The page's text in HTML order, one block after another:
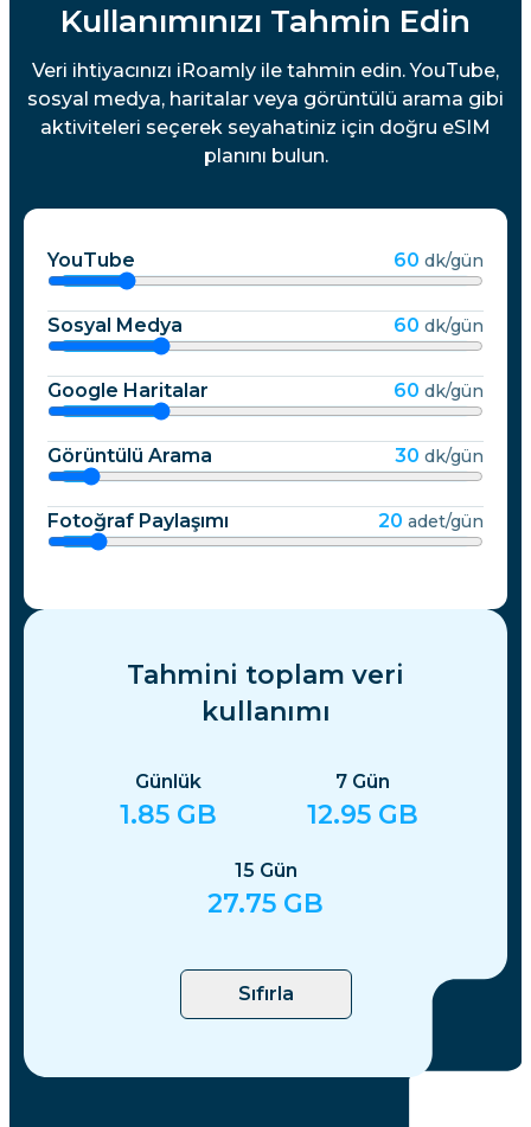
Kullanımınızı Tahmin Edin
Veri ihtiyacınızı iRoamly ile tahmin edin. YouTube,
sosyal medya, haritalar veya görüntülü arama gibi
aktiviteleri seçerek seyahatiniz için doğru eSIM
planını bulun.
YouTube 60 dk/gün
Sosyal Medya 60 dk/gün
Google Haritalar 60 dk/gün
Görüntülü Arama 30 dk/gün
Fotoğraf Paylaşımı 20 adet/gün
Tahmini toplam veri
kullanımı
Günlük
1.85 GB
7 Gün
12.95 GB
15 Gün
27.75 GB
Sıfırla